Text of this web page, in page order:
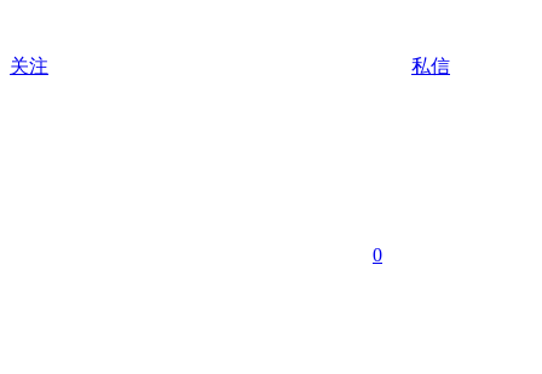
关注 私信
0